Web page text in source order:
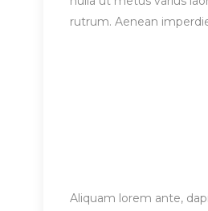
rutrum. Aenean
Aliquam lorem ante,